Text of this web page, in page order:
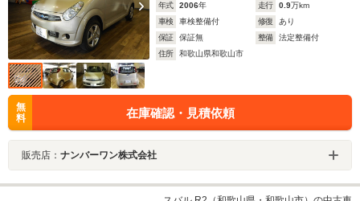
年式 2006年 走行 0.9万km
車検
車検整備付 修復
あり
保証
保証無 整備
法定整備付
住所
和歌山県和歌山市
無
料
在庫確認・見積依頼
販売店： ナンバーワン株式会社